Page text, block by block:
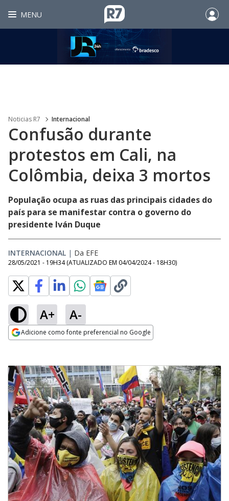
MENU
Noticias R7 Internacional
Confusão durante
protestos em Cali, na
Colômbia, deixa 3 mortos
População ocupa as ruas das principais cidades do
país para se manifestar contra o governo do
presidente Iván Duque
INTERNACIONAL | Da EFE
28/05/2021 - 19H34 (ATUALIZADO EM 04/04/2024 - 18H30)
A+ A-
Adicione como fonte preferencial no Google